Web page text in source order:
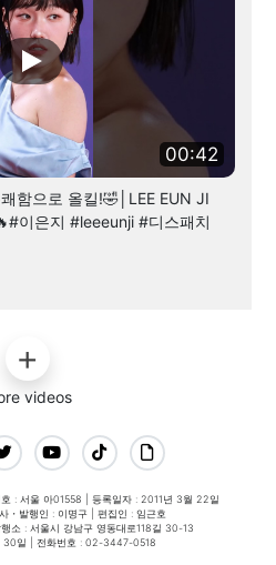
00:42
함으로 올킬!🤣│LEE EUN JI
이은지 #leeeunji #디스패치
videos
: 서울 아01558 | 등록일자 : 2011년 3월 22일
・발행인 : 이명구 | 편집인 : 임근호
소 : 서울시 강남구 영동대로118길 30-13
30일 | 전화번호 : 02-3447-0518